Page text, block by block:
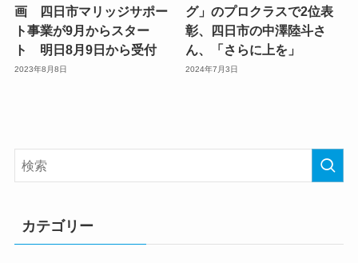
画 四日市マリッジサポー
ト事業が9月からスター
ト 明日8月9日から受付
2023年8月8日
グ」のプロクラスで2位表
彰、四日市の中澤陸斗さ
ん、「さらに上を」
2024年7月3日
カテゴリー